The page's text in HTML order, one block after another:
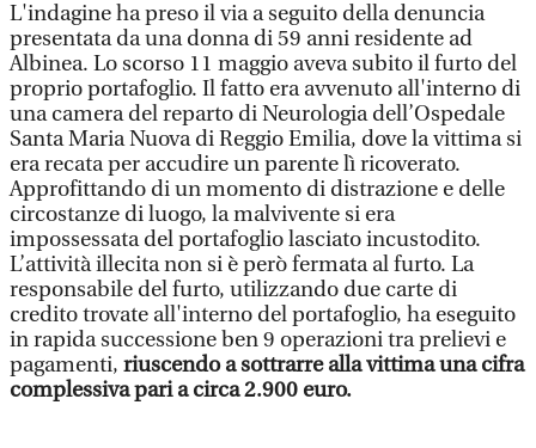
L'indagine ha preso il via a seguito della denuncia
presentata da una donna di 59 anni residente ad
Albinea. Lo scorso 11 maggio aveva subito il furto del
proprio portafoglio. Il fatto era avvenuto all'interno di
una camera del reparto di Neurologia dell’Ospedale
Santa Maria Nuova di Reggio Emilia, dove la vittima si
era recata per accudire un parente lì ricoverato.
Approfittando di un momento di distrazione e delle
circostanze di luogo, la malvivente si era
impossessata del portafoglio lasciato incustodito.
L’attività illecita non si è però fermata al furto. La
responsabile del furto, utilizzando due carte di
credito trovate all'interno del portafoglio, ha eseguito
in rapida successione ben 9 operazioni tra prelievi e
pagamenti, riuscendo a sottrarre alla vittima una cifra
complessiva pari a circa 2.900 euro.